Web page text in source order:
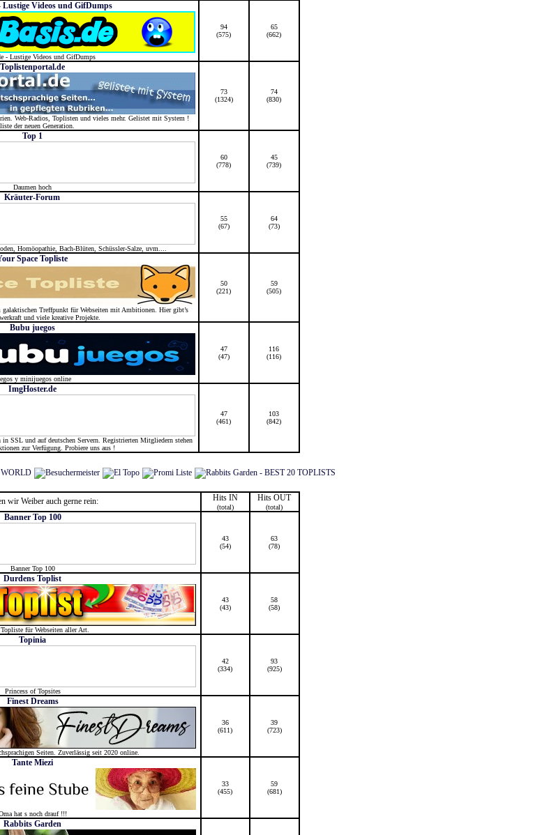
Lustige Videos und GifDumps
- Lustige Videos und GifDumps
94
(575)
65
(662)
Toplistenportal.de
Web-Radios, Toplisten und vieles mehr. Gelistet mit System !
der neuen Generation.
73
(1324)
74
(830)
Top 1
Daumen hoch
60
(778)
45
(739)
Kräuter-Forum
Homöopathie, Bach-Blüten, Schüssler-Salze, uvm....
55
(67)
64
(73)
Space Topliste
Treffpunkt für Webseiten mit Ambitionen. Hier gibt’s
und viele kreative Projekte.
50
(221)
59
(505)
Bubu juegos
y minijuegos online
47
(47)
116
(116)
ImgHoster.de
SSL und auf deutschen Servern. Registrierten Mitgliedern stehen
zur Verfügung. Probiere uns aus !
47
(461)
103
(842)
wir Weiber auch gerne rein: Hits IN
(total)
Hits OUT
(total)
Banner Top 100
Banner Top 100
43
(54)
63
(78)
Durdens Toplist
für Webseiten aller Art.
43
(43)
58
(58)
Topinia
Princess of Topsites
42
(334)
93
(925)
Finest Dreams
Seiten. Zuverlässig seit 2020 online.
36
(611)
39
(723)
Tante Miezi
hat s noch drauf !!!
33
(455)
59
(681)
Rabbits Garden